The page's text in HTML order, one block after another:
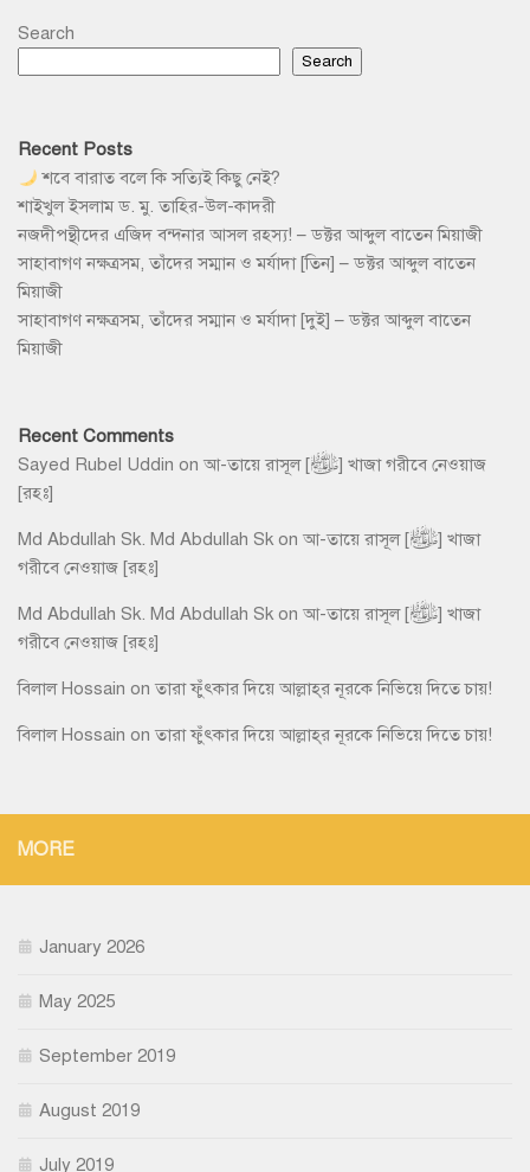
Search
Search
Recent Posts
শবে বারাত বলে কি সত্যিই কিছু নেই?
শাইখুল ইসলাম ড. মু. তাহির-উল-কাদরী
নজদীপন্থীদের এজিদ বন্দনার আসল রহস্য! – ডক্টর আব্দুল বাতেন মিয়াজী
সাহাবাগণ নক্ষত্রসম, তাঁদের সম্মান ও মর্যাদা [তিন] – ডক্টর আব্দুল বাতেন
মিয়াজী
সাহাবাগণ নক্ষত্রসম, তাঁদের সম্মান ও মর্যাদা [দুই] – ডক্টর আব্দুল বাতেন
মিয়াজী
Recent Comments
Sayed Rubel Uddin on আ-তায়ে রাসূল [ﷺ] খাজা গরীবে নেওয়াজ
[রহঃ]
Md Abdullah Sk. Md Abdullah Sk on আ-তায়ে রাসূল [ﷺ] খাজা
গরীবে নেওয়াজ [রহঃ]
Md Abdullah Sk. Md Abdullah Sk on আ-তায়ে রাসূল [ﷺ] খাজা
গরীবে নেওয়াজ [রহঃ]
বিলাল Hossain onতারা ফুঁৎকার দিয়ে আল্লাহ্‌র নূরকে নিভিয়ে দিতে চায়!
বিলাল Hossain onতারা ফুঁৎকার দিয়ে আল্লাহ্‌র নূরকে নিভিয়ে দিতে চায়!
MORE
January 2026
May 2025
September 2019
August 2019
July 2019